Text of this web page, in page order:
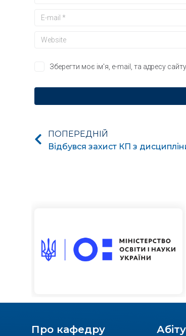
Зберегти моє ім'я, e-mail, та адресу
ПОПЕРЕДНІЙ
Про кафедру